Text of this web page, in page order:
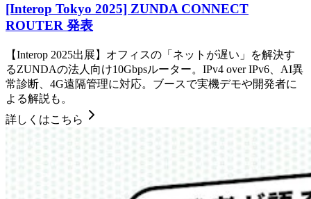
[Interop Tokyo 2025] ZUNDA CONNECT
ROUTER 発表
【Interop 2025出展】オフィスの「ネットが遅い」を解決す
るZUNDAの法人向け10Gbpsルーター。IPv4 over IPv6、AI異
常診断、4G遠隔管理に対応。ブースで実機デモや開発者に
よる解説も。
詳しくはこちら